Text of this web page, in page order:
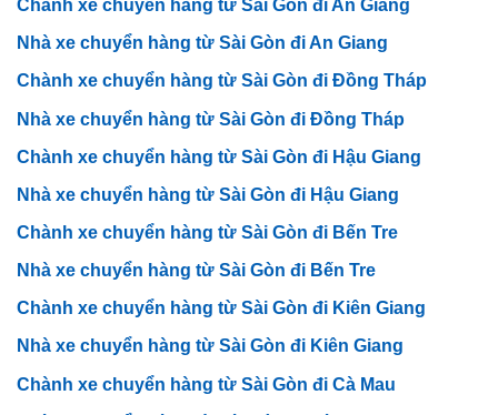
Chành xe chuyển hàng từ Sài Gòn đi An Giang
Nhà xe chuyển hàng từ Sài Gòn đi An Giang
Chành xe chuyển hàng từ Sài Gòn đi Đồng Tháp
Nhà xe chuyển hàng từ Sài Gòn đi Đồng Tháp
Chành xe chuyển hàng từ Sài Gòn đi Hậu Giang
Nhà xe chuyển hàng từ Sài Gòn đi Hậu Giang
Chành xe chuyển hàng từ Sài Gòn đi Bến Tre
Nhà xe chuyển hàng từ Sài Gòn đi Bến Tre
Chành xe chuyển hàng từ Sài Gòn đi Kiên Giang
Nhà xe chuyển hàng từ Sài Gòn đi Kiên Giang
Chành xe chuyển hàng từ Sài Gòn đi Cà Mau